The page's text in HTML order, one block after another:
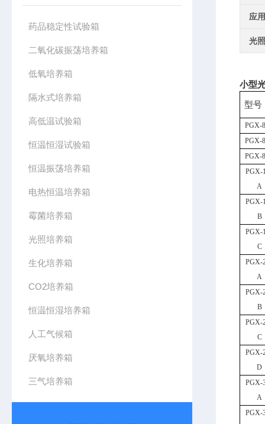
药品稳定性试验箱
二氧化碳振荡培养箱
低氧培养箱
隔水式培养箱
高低温试验箱
恒温恒湿试验箱
恒温振荡培养箱
电热恒温培养箱
霉菌培养箱
光照培养箱
生化培养箱
CO2培养箱
恒温恒湿培养箱
人工气候箱
厌氧培养箱
三气培养箱
应
光
小型
型号
PGX-
PGX-
PGX-
PGX-
A
PGX-
B
PGX-
C
PGX-
A
PGX-
B
PGX-
C
PGX-
D
PGX-
A
PGX-